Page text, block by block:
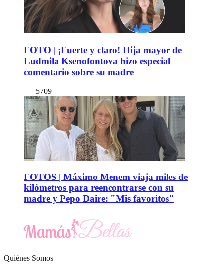
FOTO | ¡Fuerte y claro! Hija mayor de
Ludmila Ksenofontova hizo especial
comentario sobre su madre
5709
FOTOS | Máximo Menem viaja miles de
kilómetros para reencontrarse con su
madre y Pepo Daire: "Mis favoritos"
Quiénes Somos